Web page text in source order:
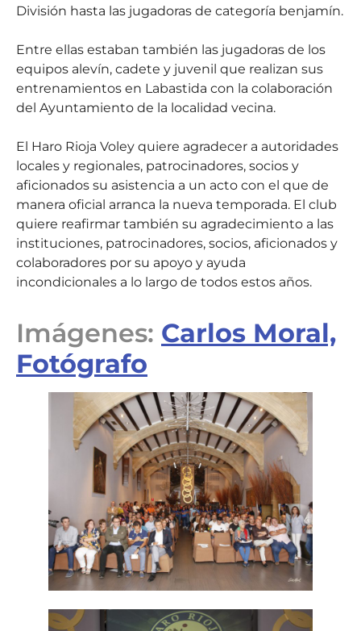
División hasta las jugadoras de categoría benjamín.
Entre ellas estaban también las jugadoras de los
equipos alevín, cadete y juvenil que realizan sus
entrenamientos en Labastida con la colaboración
del Ayuntamiento de la localidad vecina.
El Haro Rioja Voley quiere agradecer a autoridades
locales y regionales, patrocinadores, socios y
aficionados su asistencia a un acto con el que de
manera oficial arranca la nueva temporada. El club
quiere reafirmar también su agradecimiento a las
instituciones, patrocinadores, socios, aficionados y
colaboradores por su apoyo y ayuda
incondicionales a lo largo de todos estos años.
Imágenes: Carlos Moral,
Fotógrafo